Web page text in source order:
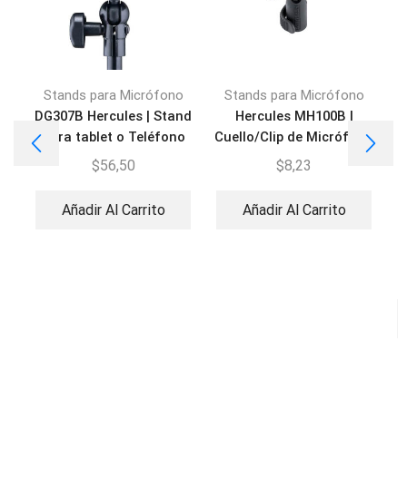
Stands para Micrófono
DG307B Hercules | Stand
Para tablet o Teléfono
$56,50
Añadir Al Carrito
Stands para Micrófono
Hercules MH100B |
Cuello/Clip de Micrófono
$8,23
Añadir Al Carrito